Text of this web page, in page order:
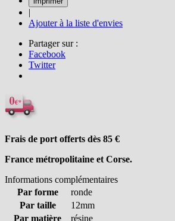
|
Ajouter à la liste d'envies
Partager sur :
Facebook
Twitter
Frais de port offerts dès 85 €
France métropolitaine et Corse.
Informations complémentaires
Par forme
ronde
Par taille
12mm
Par matière
résine